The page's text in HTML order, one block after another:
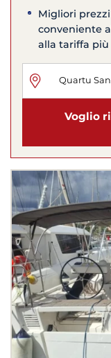
Migliori
conveniente
alla tariffa più
Voglio